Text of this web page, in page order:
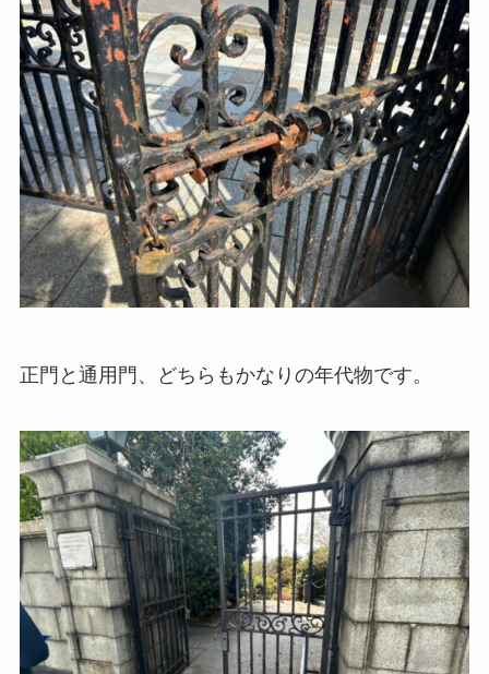
正門と通用門、どちらもかなりの年代物です。